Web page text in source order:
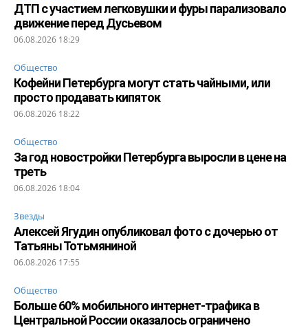
ДТП с участием легковушки и фуры парализовало
движение перед Дусьевом
06.08.2026 18:29
Общество
Кофейни Петербурга могут стать чайными, или
просто продавать кипяток
06.08.2026 18:22
Общество
За год новостройки Петербурга выросли в цене на
треть
06.08.2026 18:04
Звезды
Алексей Ягудин опубликовал фото с дочерью от
Татьяны Тотьмяниной
06.08.2026 17:55
Общество
Больше 60% мобильного интернет-трафика в
Центральной России оказалось ограничено